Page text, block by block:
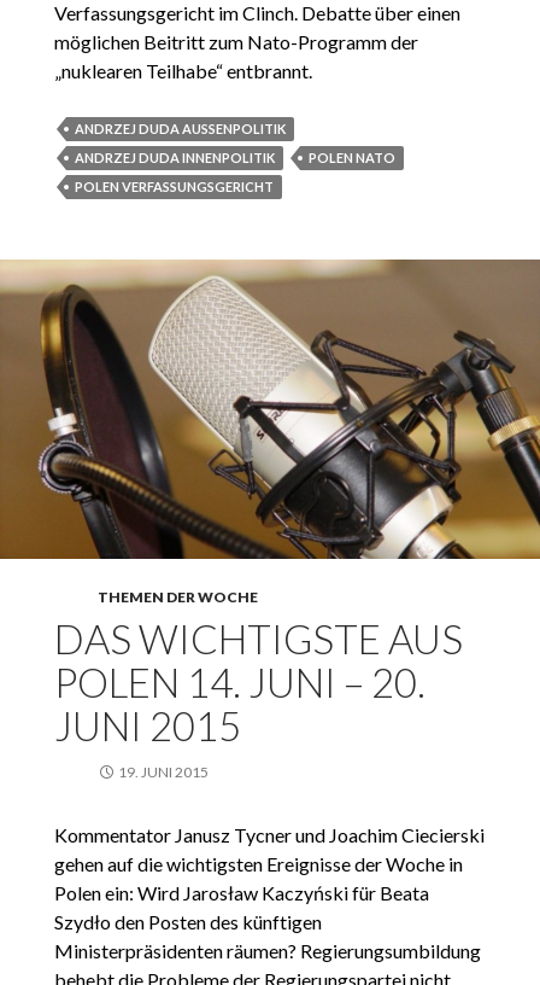
Verfassungsgericht im Clinch. Debatte über einen
möglichen Beitritt zum Nato-Programm der
„nuklearen Teilhabe“ entbrannt.
ANDRZEJ DUDA AUSSENPOLITIK
ANDRZEJ DUDA INNENPOLITIK
POLEN NATO
POLEN VERFASSUNGSGERICHT
THEMEN DER WOCHE
DAS WICHTIGSTE AUS
POLEN 14. JUNI – 20.
JUNI 2015
19. JUNI 2015
Kommentator Janusz Tycner und Joachim Ciecierski
gehen auf die wichtigsten Ereignisse der Woche in
Polen ein: Wird Jarosław Kaczyński für Beata
Szydło den Posten des künftigen
Ministerpräsidenten räumen? Regierungsumbildung
behebt die Probleme der Regierungspartei nicht.